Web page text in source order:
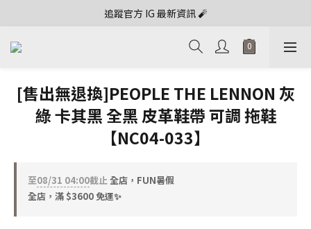
追蹤官方 IG 最新資訊 🧨
[售出無退換]PEOPLE THE LENNON 灰
綠 卡其黑 全黑 皮革鞋帶 可調 拖鞋
【NC04-033】
至08/31 04:00截止全店，FUN暑假
全店，滿 $3600 免運✨